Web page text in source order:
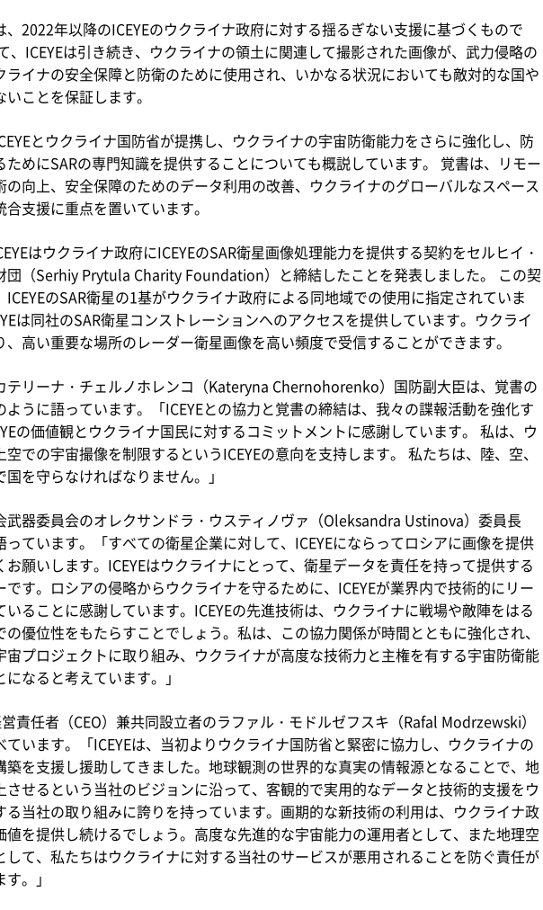
2022年以降のICEYEのウクライナ政府に対する揺るぎない支援に基づくもので
、ICEYEは引き続き、ウクライナの領土に関連して撮影された画像が、武力侵略の
ライナの安全保障と防衛のために使用され、いかなる状況においても敵対的な国や
ことを保証します。
とウクライナ国防省が提携し、ウクライナの宇宙防衛能力をさらに強化し、防
ためにSARの専門知識を提供することについても概説しています。 覚書は、リモー
の向上、安全保障のためのデータ利用の改善、ウクライナのグローバルなスペース
支援に重点を置いています。
はウクライナ政府にICEYEのSAR衛星画像処理能力を提供する契約をセルヒイ・
団（Serhiy Prytula Charity Foundation）と締結したことを発表しました。 この契
のSAR衛星の1基がウクライナ政府による同地域での使用に指定されていま
は同社のSAR衛星コンストレーションへのアクセスを提供しています。ウクライ
、高い重要な場所のレーダー衛星画像を高い頻度で受信することができます。
リーナ・チェルノホレンコ（Kateryna Chernohorenko）国防副大臣は、覚書の
うに語っています。「ICEYEとの協力と覚書の締結は、我々の諜報活動を強化す
の価値観とウクライナ国民に対するコミットメントに感謝しています。 私は、ウ
での宇宙撮像を制限するというICEYEの意向を支持します。 私たちは、陸、空、
を守らなければなりません。」
器委員会のオレクサンドラ・ウスティノヴァ（Oleksandra Ustinova）委員長
っています。「すべての衛星企業に対して、ICEYEにならってロシアに画像を提供
お願いします。ICEYEはウクライナにとって、衛星データを責任を持って提供する
です。ロシアの侵略からウクライナを守るために、ICEYEが業界内で技術的にリー
いることに感謝しています。ICEYEの先進技術は、ウクライナに戦場や敵陣をはる
優位性をもたらすことでしょう。私は、この協力関係が時間とともに強化され、
宙プロジェクトに取り組み、ウクライナが高度な技術力と主権を有する宇宙防衛能
なると考えています。」
責任者（CEO）兼共同設立者のラファル・モドルゼフスキ（Rafal Modrzewski）
ています。「ICEYEは、当初よりウクライナ国防省と緊密に協力し、ウクライナの
築を支援し援助してきました。地球観測の世界的な真実の情報源となることで、地
させるという当社のビジョンに沿って、客観的で実用的なデータと技術的支援をウ
る当社の取り組みに誇りを持っています。画期的な新技術の利用は、ウクライナ政
値を提供し続けるでしょう。高度な先進的な宇宙能力の運用者として、また地理空
して、私たちはウクライナに対する当社のサービスが悪用されることを防ぐ責任が
。」